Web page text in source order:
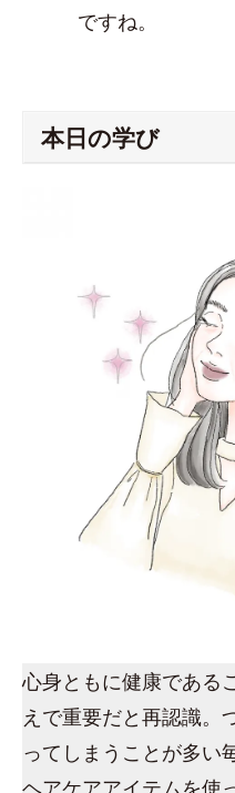
ですね。
本日の学び
心身ともに健康である
えで重要だと再認識。
ってしまうことが多い
ヘアケアアイテムを使